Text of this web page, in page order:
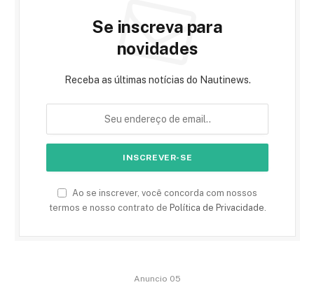
Se inscreva para
novidades
Receba as últimas notícias do Nautinews.
Ao se inscrever, você concorda com nossos
termos e nosso contrato de Política de Privacidade
Anuncio 05